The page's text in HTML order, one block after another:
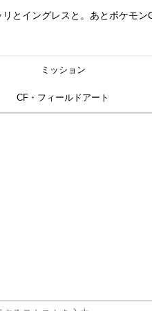
とイングレスと。あとポケモン
ミッション
CF・フィールドアート